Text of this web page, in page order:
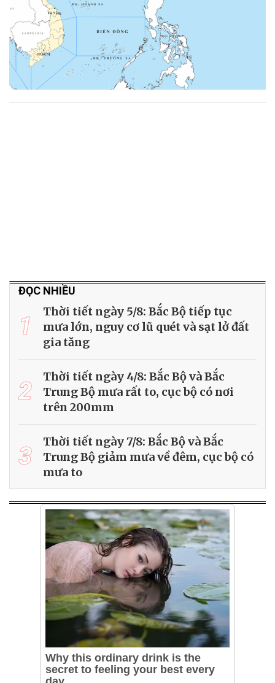
ĐỌC NHIỀU
1
Thời tiết ngày 5/8: Bắc Bộ tiếp tục
mưa lớn, nguy cơ lũ quét và sạt lở đất
gia tăng
2
Thời tiết ngày 4/8: Bắc Bộ và Bắc
Trung Bộ mưa rất to, cục bộ có nơi
trên 200mm
3
Thời tiết ngày 7/8: Bắc Bộ và Bắc
Trung Bộ giảm mưa về đêm, cục bộ có
mưa to